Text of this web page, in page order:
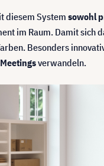
diesem System sowohl
im Raum. Damit sich
Besonders
verwandeln.